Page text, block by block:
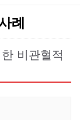
례
비관혈적